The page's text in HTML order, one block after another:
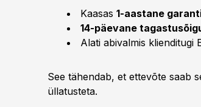
Kaasas 1-aastane
14-päevane
Alati abivalmis klienditugi
See tähendab, et ettevõte saab
üllatusteta.